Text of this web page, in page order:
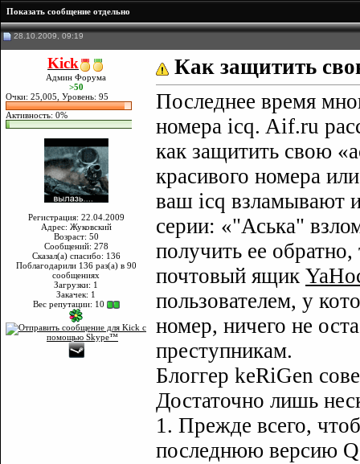
Показать сообщение отдельно
28.10.2009, 09:19
Kick
Админ Форума
>50
Очки: 25,005, Уровень: 95
Активность: 0%
Регистрация: 22.04.2009
Адрес: Жуковский
Возраст: 50
Сообщений: 278
Сказал(а) спасибо: 136
Поблагодарили 136 раз(а) в 90
сообщениях
Загрузки: 1
Закачек: 1
Вес репутации: 10
Как защитить
Последнее время
номера icq. Aif.ru
как защитить свою
красивого номера
ваш icq взламывают
серии: «"Аська"
получить ее
почтовый ящик
пользователем, у
номер, ничего не
преступникам.
Блоггер keRiGen
Достаточно лишь
1. Прежде всего,
последнюю версию